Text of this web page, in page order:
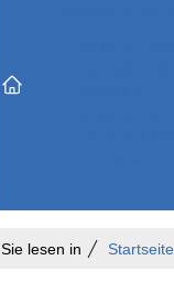
Sie lesen in Startseite